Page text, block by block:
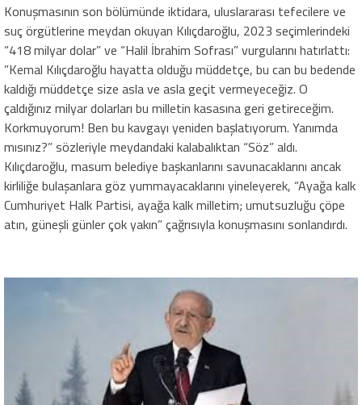
​Konuşmasının son bölümünde iktidara, uluslararası tefecilere ve
suç örgütlerine meydan okuyan Kılıçdaroğlu, 2023 seçimlerindeki
“418 milyar dolar” ve “Halil İbrahim Sofrası” vurgularını hatırlattı:
​”Kemal Kılıçdaroğlu hayatta olduğu müddetçe, bu can bu bedende
kaldığı müddetçe size asla ve asla geçit vermeyeceğiz. O
çaldığınız milyar dolarları bu milletin kasasına geri getireceğim.
Korkmuyorum! Ben bu kavgayı yeniden başlatıyorum. Yanımda
mısınız?” sözleriyle meydandaki kalabalıktan “Söz” aldı.
​Kılıçdaroğlu, masum belediye başkanlarını savunacaklarını ancak
kirliliğe bulaşanlara göz yummayacaklarını yineleyerek, “Ayağa kalk
Cumhuriyet Halk Partisi, ayağa kalk milletim; umutsuzluğu çöpe
atın, güneşli günler çok yakın” çağrısıyla konuşmasını sonlandırdı.